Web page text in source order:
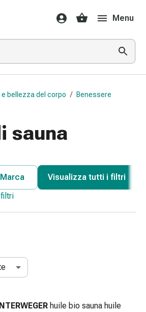
Menu
e bellezza del corpo / Benessere
sauna
Marca
Visualizza tutti i filtri
huile bio sauna huile